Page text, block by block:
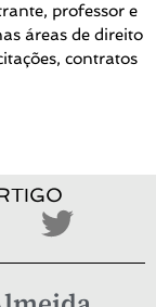
professor e
áreas de direito
contratos